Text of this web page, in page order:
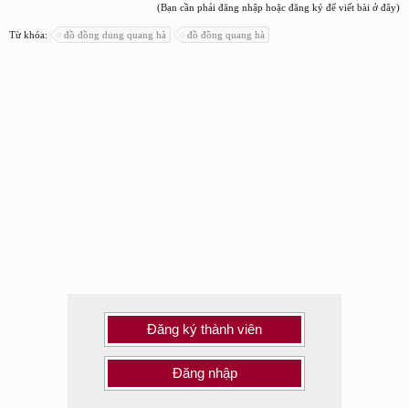
(Bạn cần phải đăng nhập hoặc đăng ký để viết bài ở đây)
Từ khóa: đồ đồng dung quang hà đồ đồng quang hà
Đăng ký thành viên
Đăng nhập